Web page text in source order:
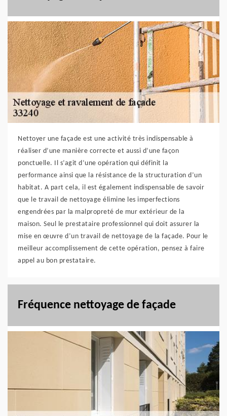
Nettoyer une façade est une activité très indispensable à
réaliser d’une manière correcte et aussi d’une façon
ponctuelle. Il s’agit d’une opération qui définit la
performance ainsi que la résistance de la structuration d’un
habitat. A part cela, il est également indispensable de savoir
que le travail de nettoyage élimine les imperfections
engendrées par la malpropreté de mur extérieur de la
maison. Seul le prestataire professionnel qui doit assurer la
mise en œuvre d’un travail de nettoyage de la façade. Pour le
meilleur accomplissement de cette opération, pensez à faire
appel au bon prestataire.
Fréquence nettoyage de façade